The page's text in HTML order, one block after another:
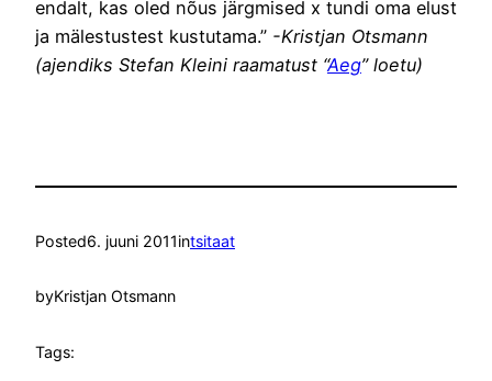
endalt, kas oled nõus järgmised x tundi oma elust
ja mälestustest kustutama.” -Kristjan Otsmann
(ajendiks Stefan Kleini raamatust “Aeg” loetu)
Posted6. juuni 2011intsitaat
byKristjan Otsmann
Tags: